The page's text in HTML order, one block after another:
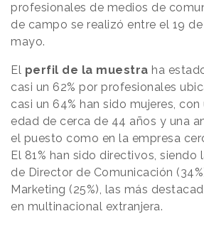
profesionales de medios de
de campo se realizó entre el 19
mayo.
El perfil de la muestra ha
casi un 62% por profesionales
casi un 64% han sido mujeres,
edad de cerca de 44 años y una
el puesto como en la empresa
El 81% han sido directivos, siendo
de Director de Comunicación
Marketing (25%), las más
en multinacional extranjera.